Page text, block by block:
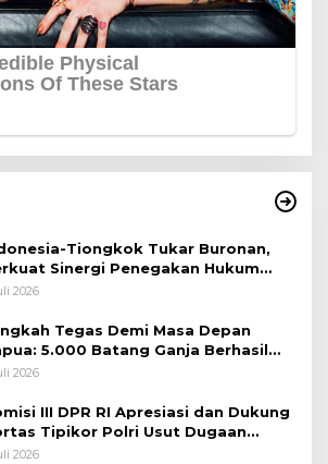
Tiongkok Tukar Buronan,
Sinergi Penegakan Hukum
Negara
2026
Tegas Demi Masa Depan
5.000 Batang Ganja Berhasil
Koops TNI Habema
2026
III DPR RI Apresiasi dan Dukung
Tipikor Polri Usut Dugaan
Batu Bara
2026